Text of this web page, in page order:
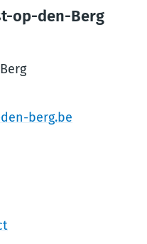
op-den-Berg
berg.be